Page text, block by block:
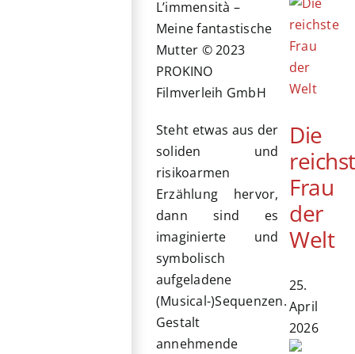
L’immensità –
Meine fantastische
Mutter © 2023
PROKINO
Filmverleih GmbH
Steht etwas aus der
soliden und
risikoarmen
Erzählung hervor,
dann sind es
imaginierte und
symbolisch
aufgeladene
(Musical-)Sequenzen.
Gestalt
annehmende
Die
Frau
der
Welt
25.
April
2026